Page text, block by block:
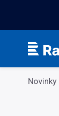
Kategorie
Novinky